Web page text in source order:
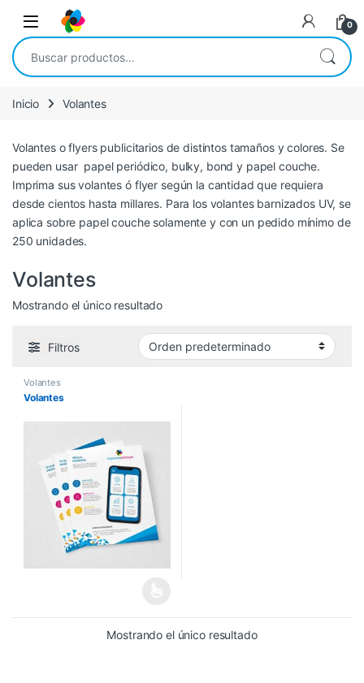
Saltar a la navegación
Saltar al contenido
Open 0
Buscar por:
Inicio Volantes
Volantes o flyers publicitarios de distintos tamaños y colores. Se
pueden usar papel periódico, bulky, bond y papel couche.
Imprima sus volantes ó flyer según la cantidad que requiera
desde cientos hasta millares. Para los volantes barnizados UV, se
aplica sobre papel couche solamente y con un pedido mínimo de
250 unidades.
Volantes
Mostrando el único resultado
Filtros
Volantes
Volantes
Mostrando el único resultado